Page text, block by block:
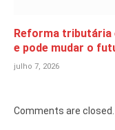
Reforma
e pode mudar o
julho 7, 2026
Comments are closed.